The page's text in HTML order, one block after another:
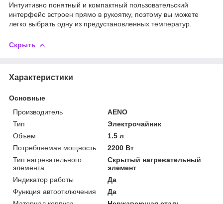
Интуитивно понятный и компактный пользовательский
интерфейс встроен прямо в рукоятку, поэтому вы можете
легко выбрать одну из предустановленных температур.
Скрыть
Характеристики
Основные
Производитель
AENO
Тип
Электрочайник
Объем
1.5 л
Потребляемая мощность
2200 Вт
Тип нагревательного
элемента
Скрытый нагревательный
элемент
Индикатор работы
Да
Функция автоотключения
Да